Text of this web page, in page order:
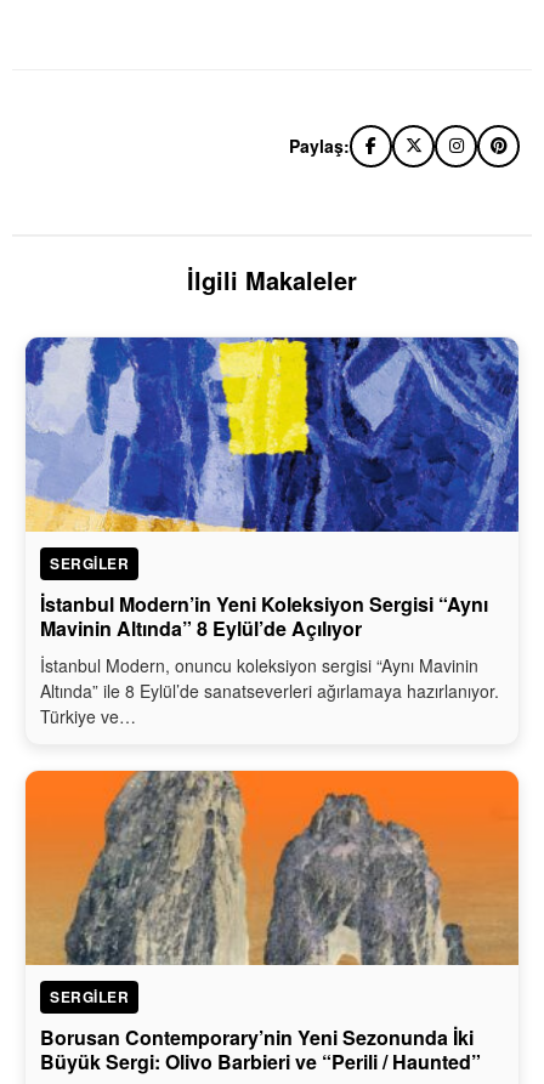
Paylaş:
İlgili Makaleler
SERGILER
İstanbul Modern’in Yeni Koleksiyon Sergisi “Aynı
Mavinin Altında” 8 Eylül’de Açılıyor
İstanbul Modern, onuncu koleksiyon sergisi “Aynı Mavinin
Altında” ile 8 Eylül’de sanatseverleri ağırlamaya hazırlanıyor.
Türkiye ve…
SERGILER
Borusan Contemporary’nin Yeni Sezonunda İki
Büyük Sergi: Olivo Barbieri ve “Perili / Haunted”